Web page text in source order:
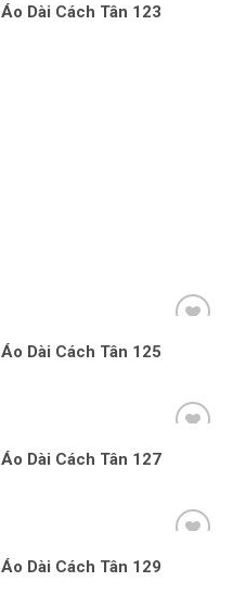
Áo Dài Cách Tân 123
Áo Dài Cách Tân 125
Áo Dài Cách Tân 127
Áo Dài Cách Tân 129